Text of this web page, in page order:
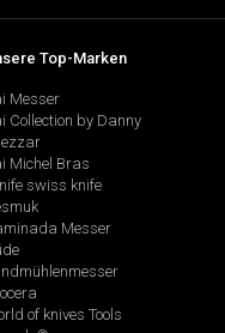
Top-Marken
Messer
Collection by Danny
Michel Bras
swiss knife
Messer
of knives Tools